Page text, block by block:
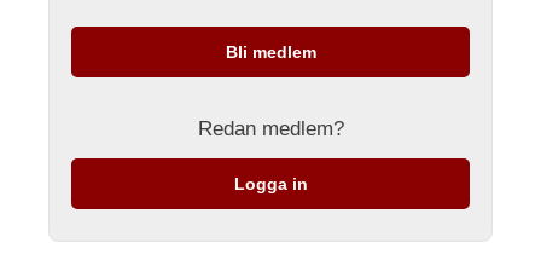
Bli medlem
Redan medlem?
Logga in